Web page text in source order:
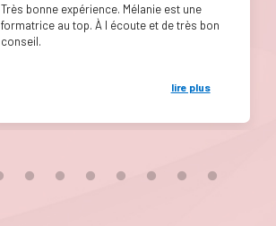
Très bonne expérience. Mélanie est une
formatrice au top. À l écoute et de très bon
conseil.
lire plus